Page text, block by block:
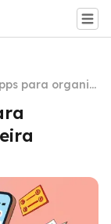
para organiz